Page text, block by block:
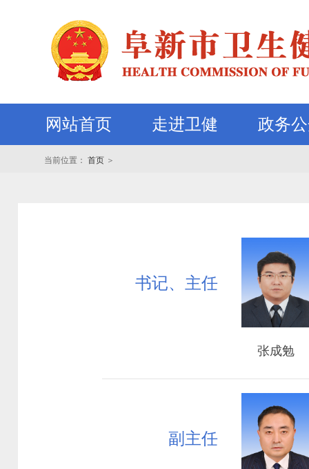
网站首页 走进卫健 政务
当前位置： 首页 ＞
书记、主任
张成勉
副主任